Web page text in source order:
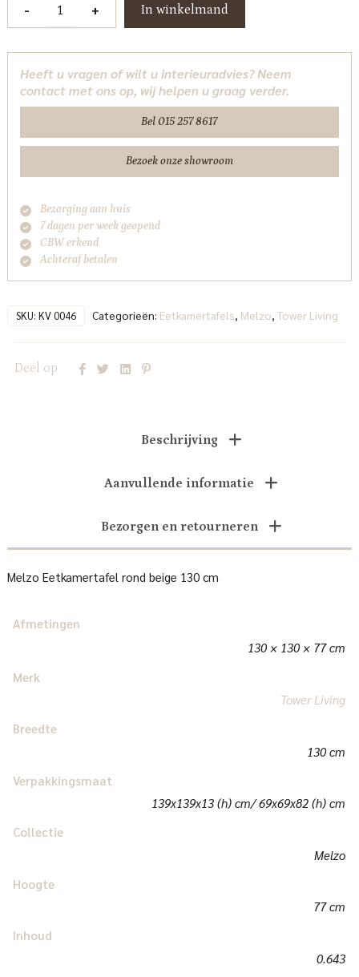
-
Eetkamertafel
beige
130
cm
Living
+ In winkelmand
Heeft u vragen of wilt u interieuradvies? Neem
contact met ons op, wij helpen u graag verder.
Bel 015 257 8617
Bezoek onze showroom
Bezorging aan huis
7 dagen per week geopend
CBW erkend
Achteraf betalen
SKU: KV 0046 Categorieën: Eetkamertafels, Melzo, Tower Living
Deel op
Beschrijving
Aanvullende informatie
Bezorgen en retourneren
Melzo Eetkamertafel rond beige 130 cm
Afmetingen
130 × 130 × 77 cm
Merk
Tower Living
Breedte
130 cm
Verpakkingsmaat
139x139x13 (h) cm/ 69x69x82 (h) cm
Collectie
Melzo
Hoogte
77 cm
Inhoud
0.643